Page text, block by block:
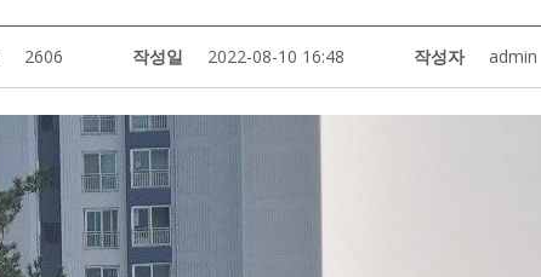
작성자 admin
작성일 2022-08-10 16:48
2606